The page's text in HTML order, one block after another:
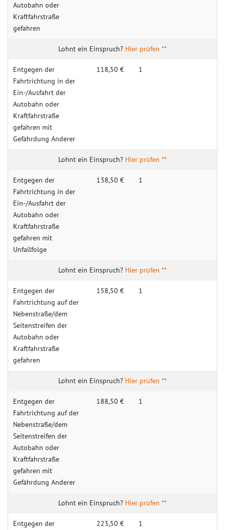
Autobahn oder
Kraftfahrstraße
gefahren
Hier prüfen **
Entgegen der
Fahrtrichtung in der
Ein-/Ausfahrt der
Autobahn oder
Kraftfahrstraße
gefahren mit
Gefährdung Anderer
118,50 € 1
Hier prüfen **
Entgegen der
Fahrtrichtung in der
Ein-/Ausfahrt der
Autobahn oder
Kraftfahrstraße
gefahren mit
Unfallfolge
138,50 € 1
Hier prüfen **
Entgegen der
Fahrtrichtung auf der
Nebenstraße/dem
Seitenstreifen der
Autobahn oder
Kraftfahrstraße
gefahren
158,50 € 1
Hier prüfen **
Entgegen der
Fahrtrichtung auf der
Nebenstraße/dem
Seitenstreifen der
Autobahn oder
Kraftfahrstraße
gefahren mit
Gefährdung Anderer
188,50 € 1
Hier prüfen **
Entgegen der
223,50 € 1